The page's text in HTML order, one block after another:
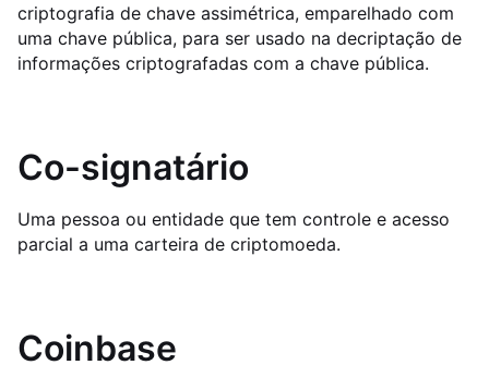
criptografia de chave assimétrica, emparelhado com
uma chave pública, para ser usado na decriptação de
informações criptografadas com a chave pública.
Co-signatário
Uma pessoa ou entidade que tem controle e acesso
parcial a uma carteira de criptomoeda.
Coinbase